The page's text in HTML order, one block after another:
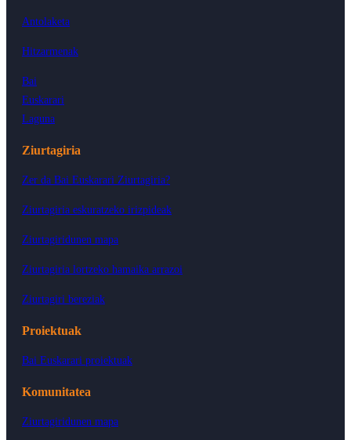
Antolaketa
Hitzarmenak
Bai
Euskarari
Laguna
Ziurtagiria
Zer da Bai Euskarari Ziurtagiria?
Ziurtagiria eskuratzeko irizpideak
Ziurtagiridunen mapa
Ziurtagiria lortzeko hamaika arrazoi
Ziurtagiri bereziak
Proiektuak
Bai Euskarari proiektuak
Komunitatea
Ziurtagiridunen mapa